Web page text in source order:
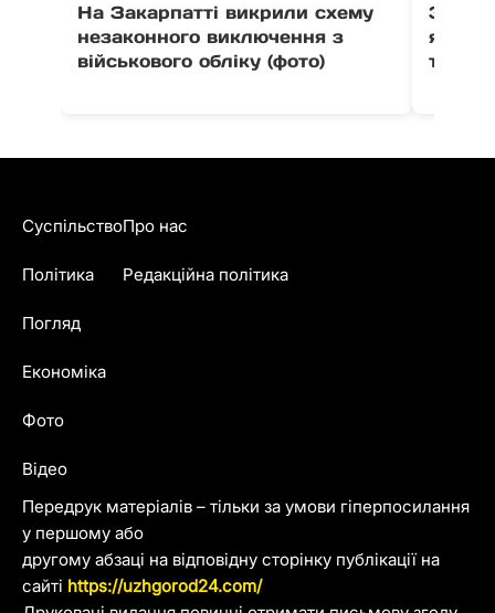
На Закарпатті викрили схему
незаконного виключення з
військового обліку (фото)
як
Передрук матеріалів – тільки за умови гіперпосилання
у першому або
другому абзаці на відповідну сторінку публікації на
сайті https://uzhgorod24.com/
Суспільство
Політика
Погляд
Економіка
Фото
Відео
Про нас
Редакційна політика